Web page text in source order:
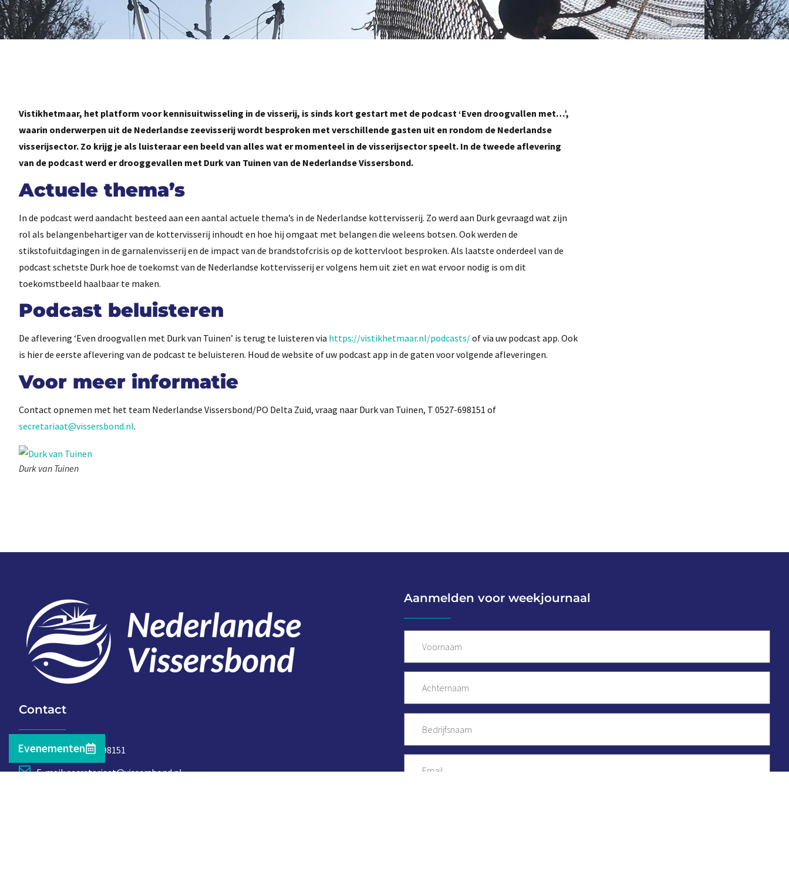
Vistikhetmaar, het platform voor kennisuitwisseling in de visserij, is sinds kort gestart met de podcast ‘Even droogvallen met…’,
waarin onderwerpen uit de Nederlandse zeevisserij wordt besproken met verschillende gasten uit en rondom de Nederlandse
visserijsector. Zo krijg je als luisteraar een beeld van alles wat er momenteel in de visserijsector speelt. In de tweede aflevering
van de podcast werd er drooggevallen met Durk van Tuinen van de Nederlandse Vissersbond.
Actuele thema’s
In de podcast werd aandacht besteed aan een aantal actuele thema’s in de Nederlandse kottervisserij. Zo werd aan Durk gevraagd wat zijn
rol als belangenbehartiger van de kottervisserij inhoudt en hoe hij omgaat met belangen die weleens botsen. Ook werden de
stikstofuitdagingen in de garnalenvisserij en de impact van de brandstofcrisis op de kottervloot besproken. Als laatste onderdeel van de
podcast schetste Durk hoe de toekomst van de Nederlandse kottervisserij er volgens hem uit ziet en wat ervoor nodig is om dit
toekomstbeeld haalbaar te maken.
Podcast beluisteren
De aflevering ‘Even droogvallen met Durk van Tuinen’ is terug te luisteren via https://vistikhetmaar.nl/podcasts/of via uw podcast app. Ook
is hier de eerste aflevering van de podcast te beluisteren. Houd de website of uw podcast app in de gaten voor volgende afleveringen.
Voor meer informatie
Contact opnemen met het team Nederlandse Vissersbond/PO Delta Zuid, vraag naar Durk van Tuinen, T 0527-698151 of
secretariaat@vissersbond.nl.
Durk van Tuinen
Contact
Telefoon: 0527 698151
E-mail: secretariaat@vissersbond.nl
Evenementen
Aanmelden voor weekjournaal